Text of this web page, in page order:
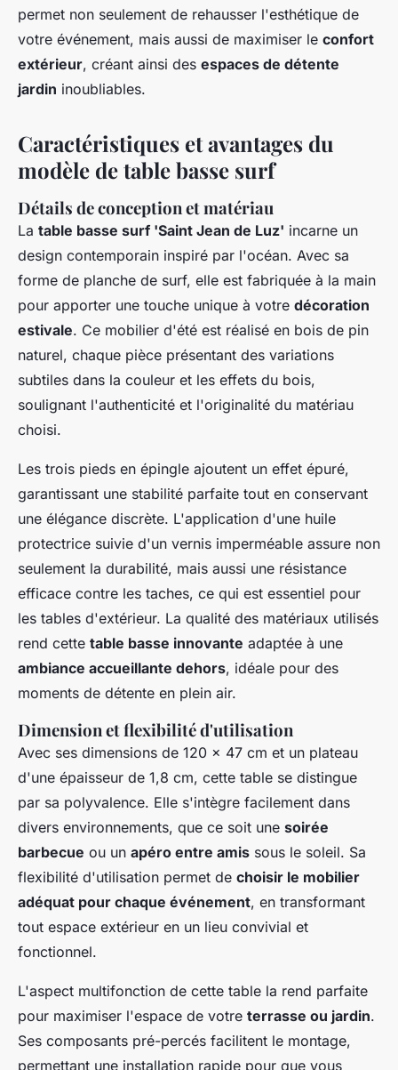
permet non seulement de rehausser l'esthétique de
votre événement, mais aussi de maximiser le confort
extérieur, créant ainsi des espaces de détente
jardin inoubliables.
Caractéristiques et avantages du
modèle de table basse surf
Détails de conception et matériau
La table basse surf 'Saint Jean de Luz' incarne un
design contemporain inspiré par l'océan. Avec sa
forme de planche de surf, elle est fabriquée à la main
pour apporter une touche unique à votre décoration
estivale. Ce mobilier d'été est réalisé en bois de pin
naturel, chaque pièce présentant des variations
subtiles dans la couleur et les effets du bois,
soulignant l'authenticité et l'originalité du matériau
choisi.
Les trois pieds en épingle ajoutent un effet épuré,
garantissant une stabilité parfaite tout en conservant
une élégance discrète. L'application d'une huile
protectrice suivie d'un vernis imperméable assure non
seulement la durabilité, mais aussi une résistance
efficace contre les taches, ce qui est essentiel pour
les tables d'extérieur. La qualité des matériaux utilisés
rend cette table basse innovante adaptée à une
ambiance accueillante dehors, idéale pour des
moments de détente en plein air.
Dimension et flexibilité d'utilisation
Avec ses dimensions de 120 x 47 cm et un plateau
d'une épaisseur de 1,8 cm, cette table se distingue
par sa polyvalence. Elle s'intègre facilement dans
divers environnements, que ce soit une soirée
barbecue ou un apéro entre amis sous le soleil. Sa
flexibilité d'utilisation permet de choisir le mobilier
adéquat pour chaque événement, en transformant
tout espace extérieur en un lieu convivial et
fonctionnel.
L'aspect multifonction de cette table la rend parfaite
pour maximiser l'espace de votre terrasse ou jardin.
Ses composants pré-percés facilitent le montage,
permettant une installation rapide pour que vous